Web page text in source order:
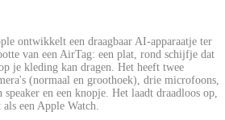
ontwikkelt een draagbaar AI-apparaatje ter
van een AirTag: een plat, rond schijfje dat
je kleding kan dragen. Het heeft twee
(normaal en groothoek), drie microfoons,
speaker en een knopje. Het laadt draadloos op,
als een Apple Watch.